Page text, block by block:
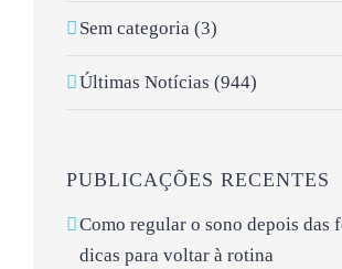
Sem categoria (3)
Últimas Notícias (944)
PUBLICAÇÕES RECENTES
Como regular o sono depois das
dicas para voltar à rotina